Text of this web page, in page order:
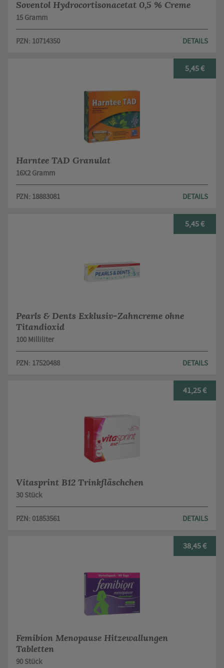
Soventol Hydrocortisonacetat 0,5 % Creme
15 Gramm
PZN: 10714350 DETAILS
5,45 €
Harntee TAD Granulat
16X2 Gramm
PZN: 18883081 DETAILS
5,45 €
Pearls & Dents Exklusiv-Zahncreme ohne
Titandioxid
100 Milliliter
PZN: 17520488 DETAILS
41,25 €
Vitasprint B12 Trinkfläschchen
30 Stück
PZN: 01853561 DETAILS
38,45 €
Femibion Menopause Hitzewallungen
Tabletten
90 Stück